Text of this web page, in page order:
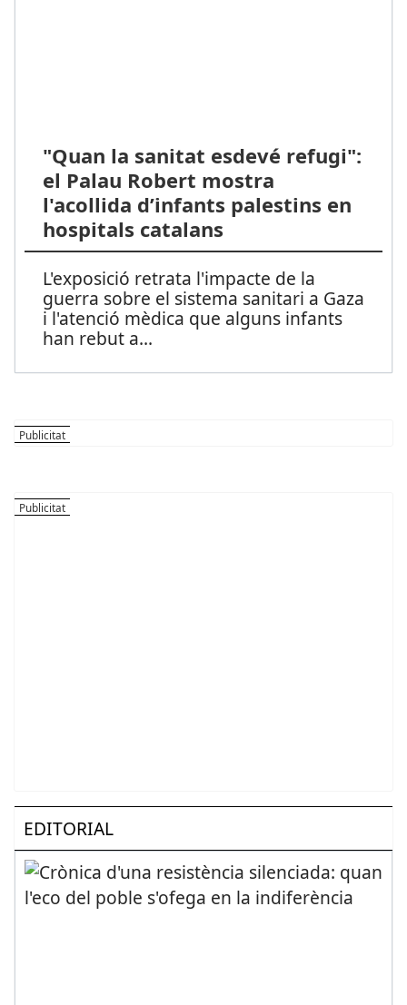
"Quan la sanitat esdevé refugi":
el Palau Robert mostra
l'acollida d’infants palestins en
hospitals catalans
L'exposició retrata l'impacte de la
guerra sobre el sistema sanitari a Gaza
i l'atenció mèdica que alguns infants
han rebut a...
EDITORIAL